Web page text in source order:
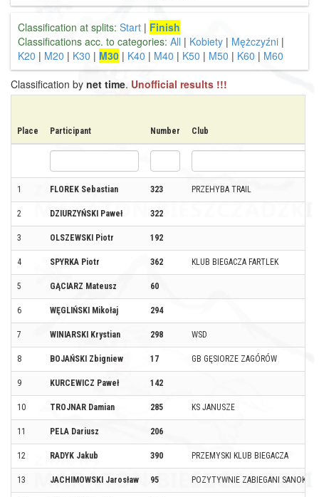
Classification at splits: Start | Finish
Classifications acc. to categories: All | Kobiety | Mężczyźni |
K20 | M20 | K30 | M30 | K40 | M40 | K50 | M50 | K60 | M60
Classification by net time. Unofficial results !!!
Place Participant Number Club
1 FLOREK Sebastian 323 PRZEHYBA TRAIL
2 DZIURZYŃSKI Paweł 322
3 OLSZEWSKI Piotr 192
4 SPYRKA Piotr 362 KLUB BIEGACZA FARTLEK
5 GĄCIARZ Mateusz 60
6 WĘGLIŃSKI Mikołaj 294
7 WINIARSKI Krystian 298 WSD
8 BOJAŃSKI Zbigniew 17 GB GĘSIORZE ZAGÓRÓW
9 KURCEWICZ Paweł 142
10 TROJNAR Damian 285 KS JANUSZE
11 PELA Dariusz 206
12 RADYK Jakub 390 PRZEMYSKI KLUB BIEGACZA
13 JACHIMOWSKI Jarosław 95 POZYTYWNIE ZABIEGANI SANOK